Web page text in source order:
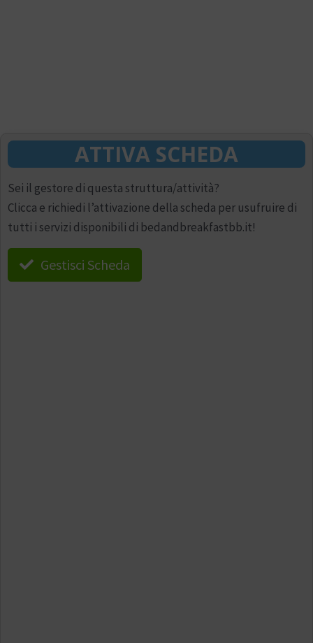
ATTIVA SCHEDA
Sei il gestore di questa struttura/attività?
Clicca e richiedi l’attivazione della scheda per usufruire di
tutti i servizi disponibili di bedandbreakfastbb.it!
Gestisci Scheda